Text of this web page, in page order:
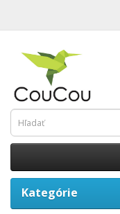
Kategórie